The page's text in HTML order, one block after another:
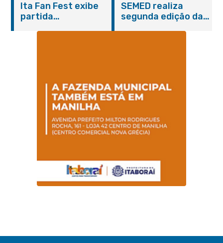
Domingo no Parque
Paleontológico
Ita Fan Fest exibe
partida
SEMED realiza
segunda edição da